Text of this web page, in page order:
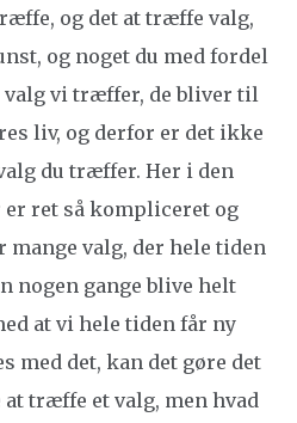
og det at træffe valg,
og noget du med fordel
valg vi træffer, de bliver til
liv, og derfor er det ikke
du træffer. Her i den
ret så kompliceret og
mange valg, der hele tiden
nogen gange blive helt
at vi hele tiden får ny
med det, kan det gøre det
træffe et valg, men hvad